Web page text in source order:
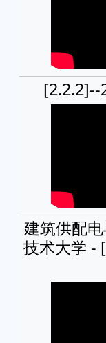
[2.2.2]--
建筑供配
技术大学 -